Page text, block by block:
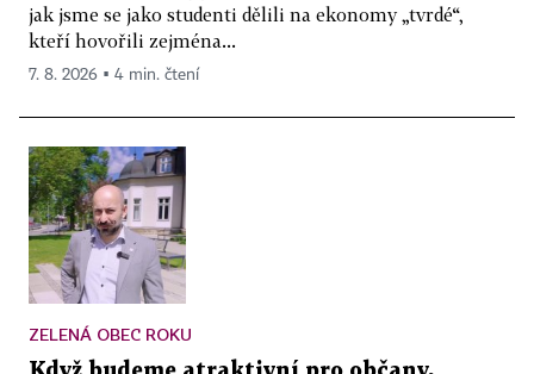
jak jsme se jako studenti dělili na ekonomy „tvrdé“,
kteří hovořili zejména...
7. 8. 2026 ▪ 4 min. čtení
ZELENÁ OBEC ROKU